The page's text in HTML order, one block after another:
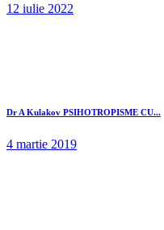
12 iulie 2022
Dr A Kulakov PSIHOTROPISME CU...
4 martie 2019